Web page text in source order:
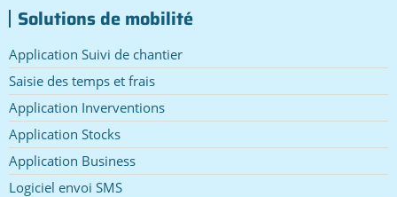
Solutions de mobilité
Application Suivi de chantier
Saisie des temps et frais
Application Inverventions
Application Stocks
Application Business
Logiciel envoi SMS